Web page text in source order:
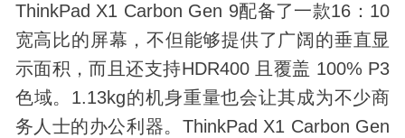
ThinkPad X1 Carbon Gen 9配备了一款16：10
宽高比的屏幕，不但能够提供了广阔的垂直显
示面积，而且还支持HDR400 且覆盖 100% P3
色域。1.13kg的机身重量也会让其成为不少商
务人士的办公利器。ThinkPad X1 Carbon Gen